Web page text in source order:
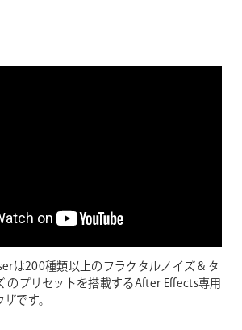
は200種類以上のフラクタルノイズ & タ
のプリセットを搭載するAfter Effects専用
です。